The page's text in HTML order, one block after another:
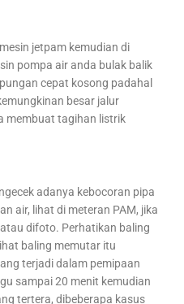
jetpam kemudian di
pompa air anda bulak balik
cepat kosong padahal
besar jalur
membuat tagihan listrik
adanya kebocoran pipa
air, lihat di meteran PAM, jika
difoto. Perhatikan baling
baling memutar itu
terjadi dalam pemipaan
sampai 20 menit kemudian
tertera, dibeberapa kasus